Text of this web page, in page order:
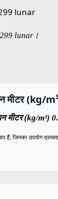
lunar
lunar।
मीटर (kg/
मीटर (kg/m³)
हैं, जिनका उपयोग